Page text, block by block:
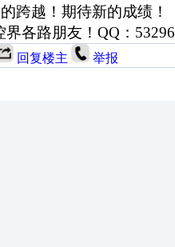
跨越！期待新的成绩！
各路朋友！QQ：
回复楼主 举报